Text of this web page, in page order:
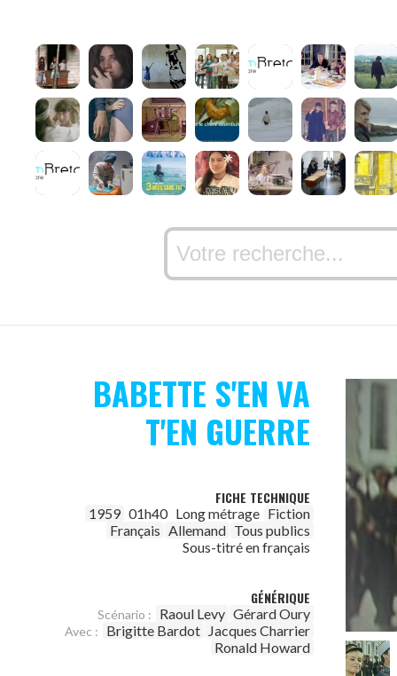
BABETTE S'EN VA
T'EN GUERRE
FICHE TECHNIQUE
1959 01h40 Long métrage Fiction
Français Allemand Tous publics
Sous-titré en français
GÉNÉRIQUE
Scénario : Raoul Levy Gérard Oury
Avec : Brigitte Bardot Jacques Charrier
Ronald Howard